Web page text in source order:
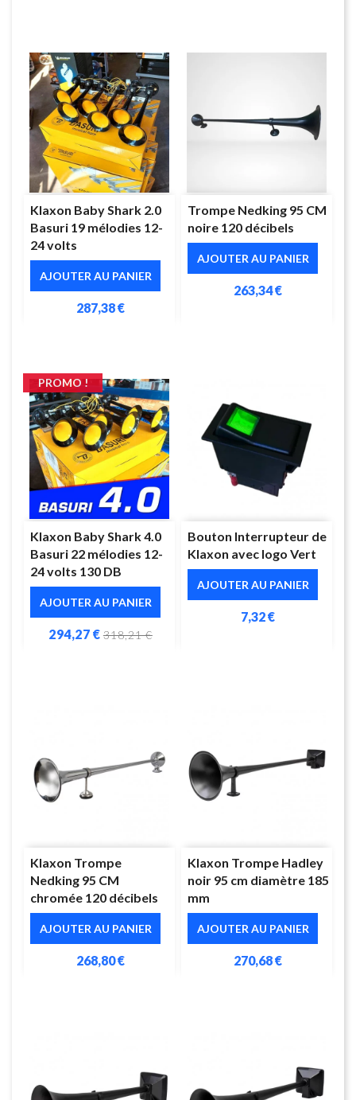
Klaxon Baby Shark 2.0
Basuri 19 mélodies 12-
24 volts
AJOUTER AU PANIER
287,38 €
Trompe Nedking 95 CM
noire 120 décibels
AJOUTER AU PANIER
263,34 €
Klaxon Baby Shark 4.0
Basuri 22 mélodies 12-
24 volts 130 DB
AJOUTER AU PANIER
294,27 € 318,21 €
PROMO !
Bouton Interrupteur de
Klaxon avec logo Vert
AJOUTER AU PANIER
7,32 €
Klaxon Trompe
Nedking 95 CM
chromée 120 décibels
AJOUTER AU PANIER
268,80 €
Klaxon Trompe Hadley
noir 95 cm diamètre 185
mm
AJOUTER AU PANIER
270,68 €